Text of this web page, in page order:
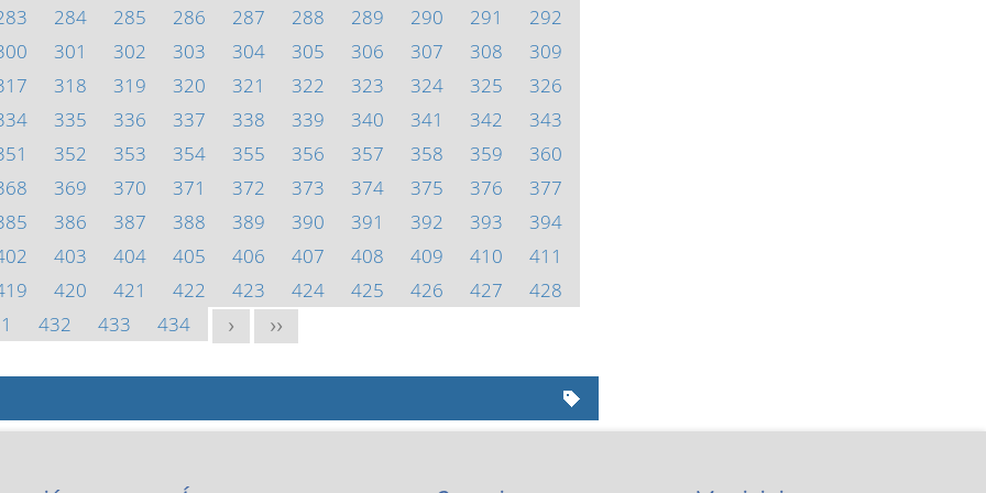
284 285 286 287 288 289 290 291
292
301 302 303 304 305 306 307 308
309
318 319 320 321 322 323 324 325
326
335 336 337 338 339 340 341 342
343
352 353 354 355 356 357 358 359
360
369 370 371 372 373 374 375 376
377
386 387 388 389 390 391 392 393
394
403 404 405 406 407 408 409 410
411
420 421 422 423 424 425 426 427
428
432 433 434 > >>